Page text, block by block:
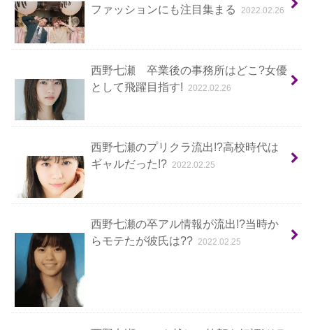
ファッションにも注目集まる
2022.02.26
西野七瀬 卒業後の事務所はどこ?女優
として飛躍目指す!
2022.02.26
西野七瀬のプリクラ流出!?高校時代は
ギャルだった!?
2022.02.25
西野七瀬の卒アル情報が流出!?当時か
らモテたが彼氏は??
2022.02.25